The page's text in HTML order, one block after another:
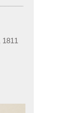
1811